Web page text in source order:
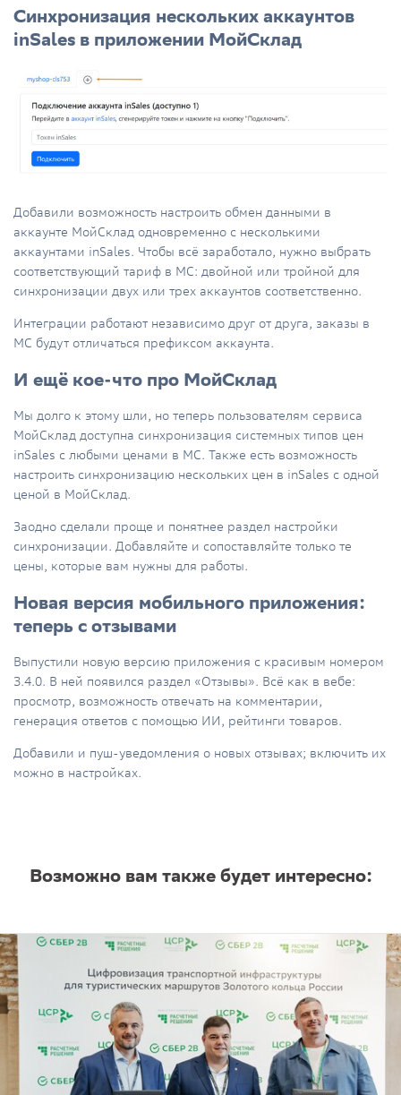
Синхронизация нескольких аккаунтов
inSales в приложении МойСклад
Добавили возможность настроить обмен данными в
аккаунте МойСклад одновременно с несколькими
аккаунтами inSales. Чтобы всё заработало, нужно выбрать
соответствующий тариф в МС: двойной или тройной для
синхронизации двух или трех аккаунтов соответственно.
Интеграции работают независимо друг от друга, заказы в
МС будут отличаться префиксом аккаунта.
И ещё кое-что про МойСклад
Мы долго к этому шли, но теперь пользователям сервиса
МойСклад доступна синхронизация системных типов цен
inSales с любыми ценами в МС. Также есть возможность
настроить синхронизацию нескольких цен в inSales с одной
ценой в МойСклад.
Заодно сделали проще и понятнее раздел настройки
синхронизации. Добавляйте и сопоставляйте только те
цены, которые вам нужны для работы.
Новая версия мобильного приложения:
теперь с отзывами
Выпустили новую версию приложения с красивым номером
3.4.0. В ней появился раздел «Отзывы». Всё как в вебе:
просмотр, возможность отвечать на комментарии,
генерация ответов с помощью ИИ, рейтинги товаров.
Добавили и пуш-уведомления о новых отзывах; включить их
можно в настройках.
Возможно вам также будет интересно: